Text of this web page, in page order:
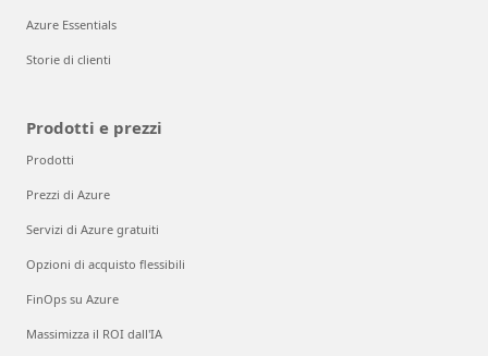
Azure Essentials
Storie di clienti
Prodotti e prezzi
Prodotti
Prezzi di Azure
Servizi di Azure gratuiti
Opzioni di acquisto flessibili
FinOps su Azure
Massimizza il ROI dall'IA